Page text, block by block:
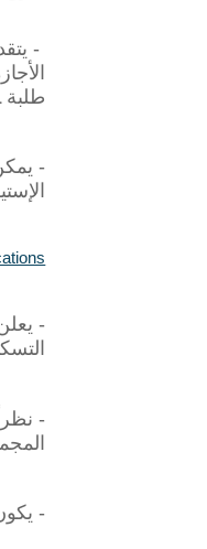
-
-
-
-